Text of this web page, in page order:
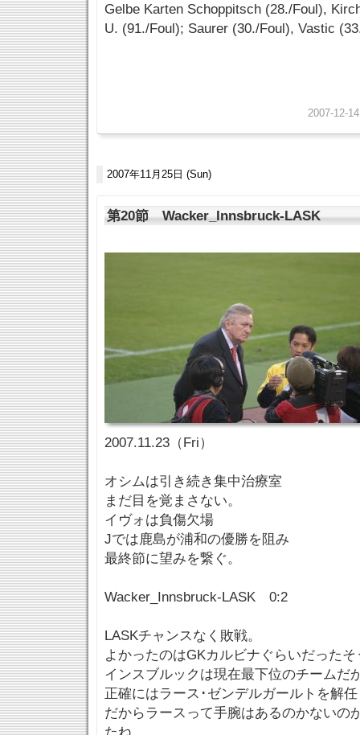
Gelbe Karten Schoppitsch (28./Foul),
U. (91./Foul); Saurer (30./Foul), Vastic
2007-12-
2007年11月25日 (Sun)
第20節 Wacker_Innsbruck-LASK
2007.11.23（Fri）
オシムは引き続き集中治療室
まだ目を覚まさない。
イヴォは負傷欠場
Jでは鹿島が浦和の優勝を阻み
最終節に望みを繋ぐ。
Wacker_Innsbruck-LASK 0:2
LASKチャンスなく敗戦。
よかったのはGKカルビナぐらいだったそ
インスブルックは現在最下位のチームだ
正確にはラース･ゼンデルガールトを解
だからラースって手腕はあるのかないの
たね。